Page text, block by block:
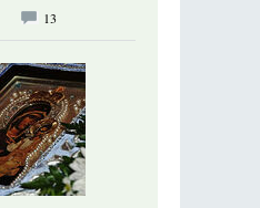
13